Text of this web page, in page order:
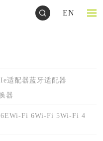
EN
适配器蓝牙适配器
器
Wi-Fi 6Wi-Fi 5Wi-Fi 4